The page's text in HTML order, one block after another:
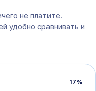
не платите.
удобно сравнивать и
17%